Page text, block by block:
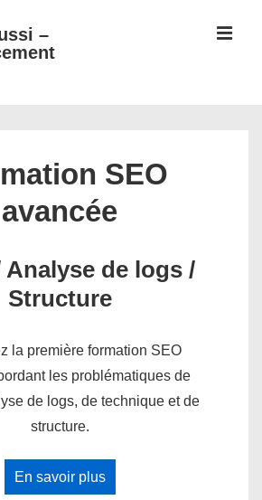
–
SEO
avancée
Analyse de logs /
Structure
la première formation SEO
les problématiques de
de logs, de technique et de
structure.
En savoir plus